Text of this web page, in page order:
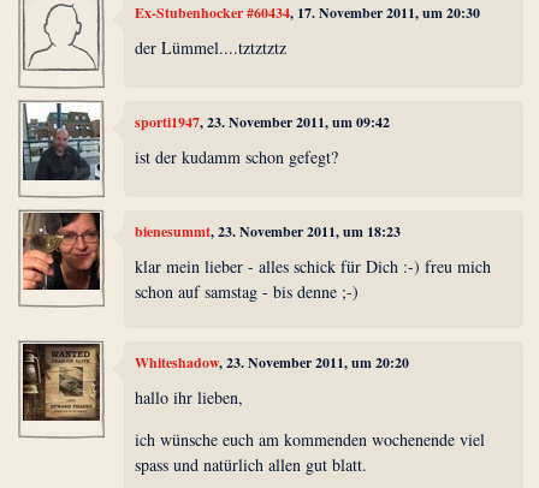
Ex-Stubenhocker #60434, 17. November 2011, um 20:30
der Lümmel....tztztztz
sporti1947, 23. November 2011, um 09:42
ist der kudamm schon gefegt?
bienesummt, 23. November 2011, um 18:23
klar mein lieber - alles schick für Dich :-) freu mich
schon auf samstag - bis denne ;-)
Whiteshadow, 23. November 2011, um 20:20
hallo ihr lieben,
ich wünsche euch am kommenden wochenende viel
spass und natürlich allen gut blatt.